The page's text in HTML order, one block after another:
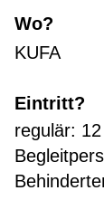
Wo?
KUFA
Eintritt?
regulär: